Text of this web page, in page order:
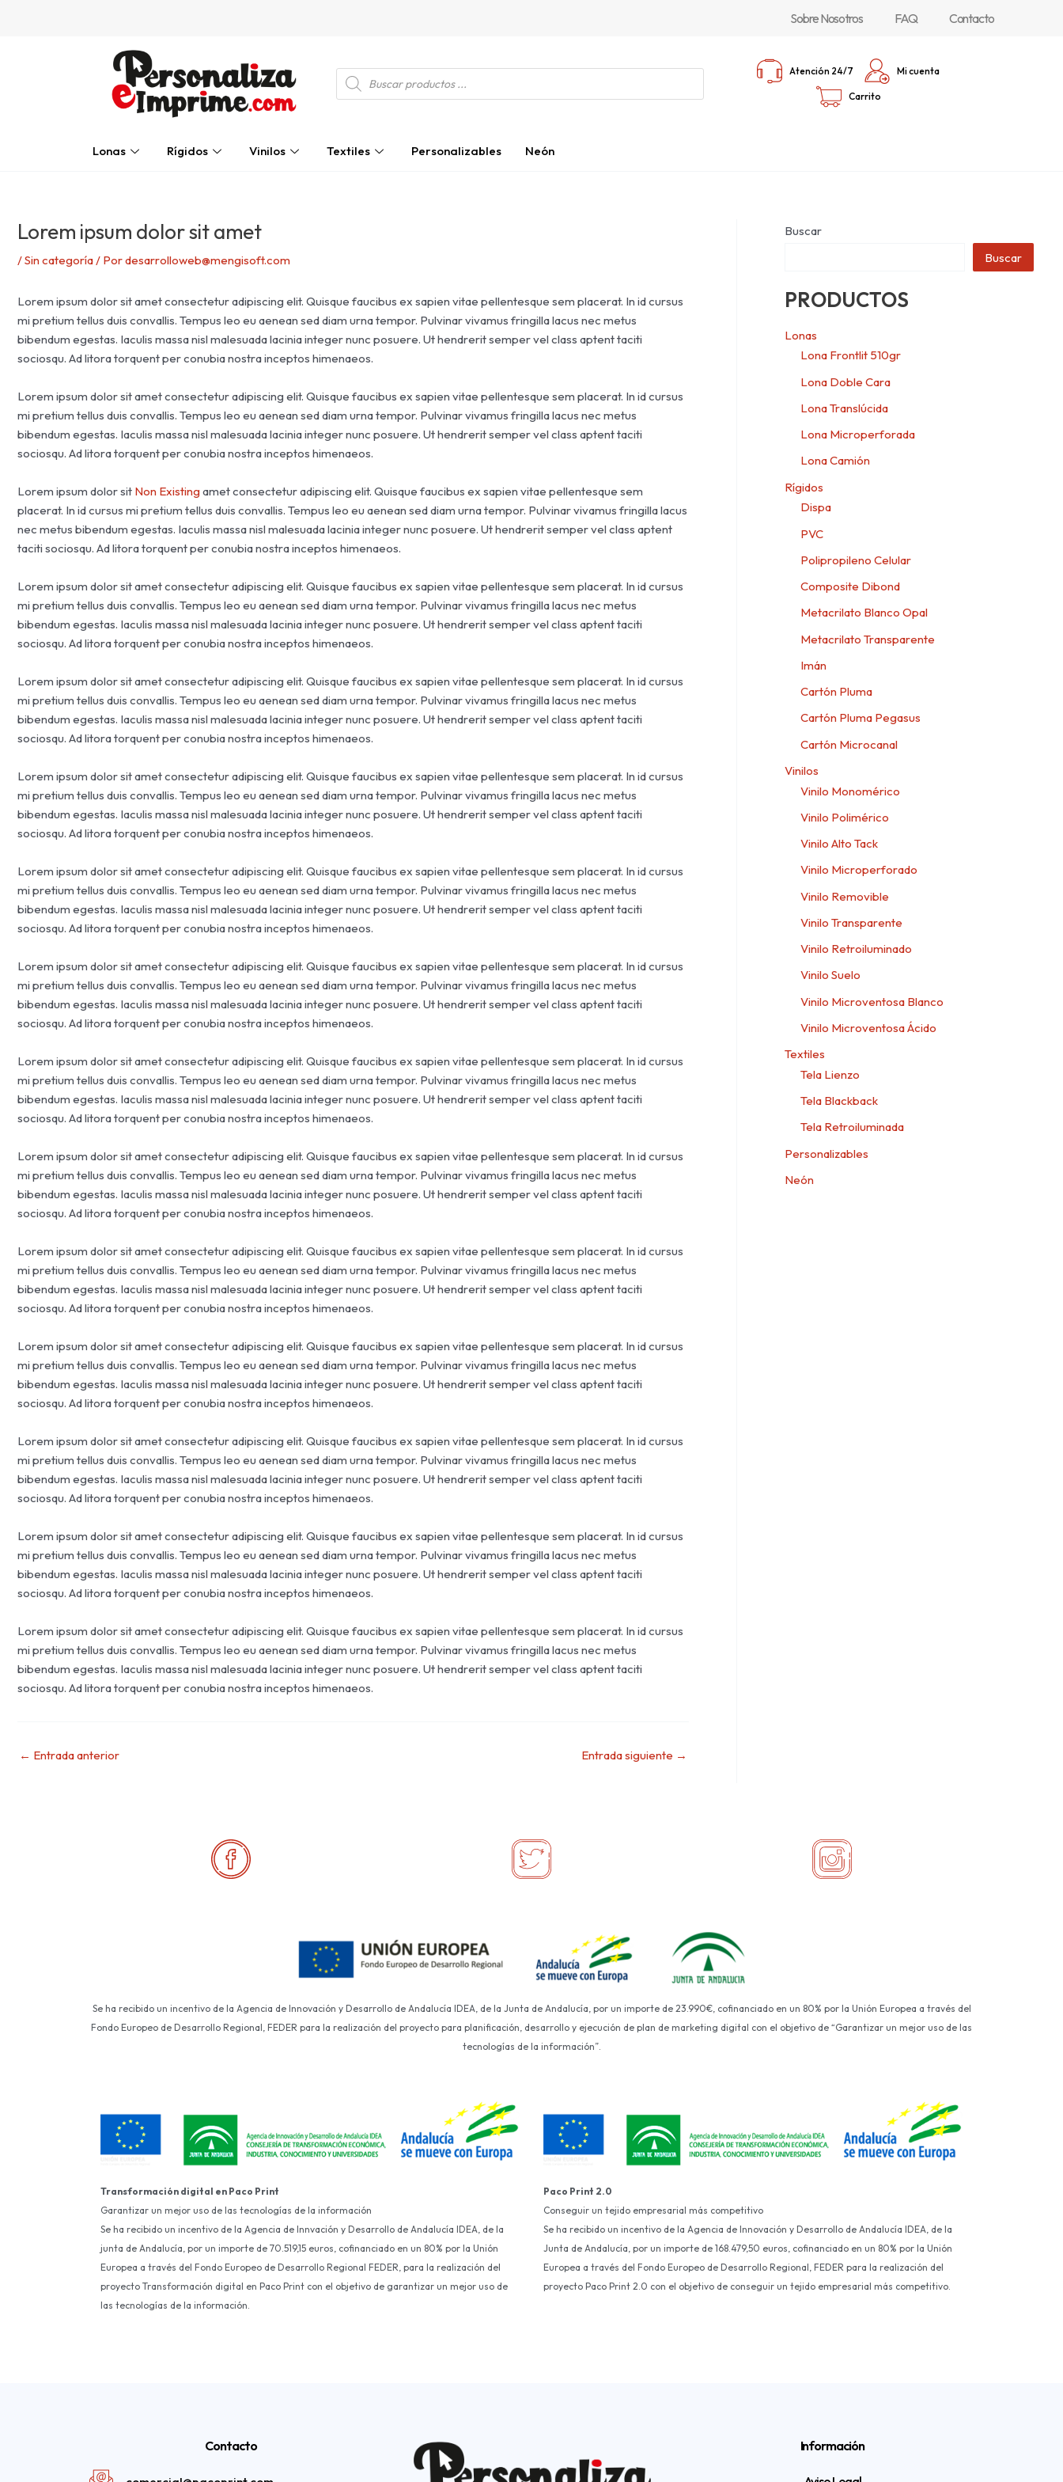
Sobre Nosotros FAQ Contacto
Búsqueda
de
productos
Atención 24/7 Mi cuenta
Carrito
Lonas Rígidos Vinilos Textiles Personalizables Neón
Lorem ipsum dolor sit amet
/Sin categoría/ Pordesarrolloweb@mengisoft.com
Lorem ipsum dolor sit amet consectetur adipiscing elit. Quisque faucibus ex sapien vitae pellentesque sem placerat. In id cursus
mi pretium tellus duis convallis. Tempus leo eu aenean sed diam urna tempor. Pulvinar vivamus fringilla lacus nec metus
bibendum egestas. Iaculis massa nisl malesuada lacinia integer nunc posuere. Ut hendrerit semper vel class aptent taciti
sociosqu. Ad litora torquent per conubia nostra inceptos himenaeos.
Lorem ipsum dolor sit amet consectetur adipiscing elit. Quisque faucibus ex sapien vitae pellentesque sem placerat. In id cursus
mi pretium tellus duis convallis. Tempus leo eu aenean sed diam urna tempor. Pulvinar vivamus fringilla lacus nec metus
bibendum egestas. Iaculis massa nisl malesuada lacinia integer nunc posuere. Ut hendrerit semper vel class aptent taciti
sociosqu. Ad litora torquent per conubia nostra inceptos himenaeos.
Lorem ipsum dolor sit Non Existing amet consectetur adipiscing elit. Quisque faucibus ex sapien vitae pellentesque sem
placerat. In id cursus mi pretium tellus duis convallis. Tempus leo eu aenean sed diam urna tempor. Pulvinar vivamus fringilla lacus
nec metus bibendum egestas. Iaculis massa nisl malesuada lacinia integer nunc posuere. Ut hendrerit semper vel class aptent
taciti sociosqu. Ad litora torquent per conubia nostra inceptos himenaeos.
Lorem ipsum dolor sit amet consectetur adipiscing elit. Quisque faucibus ex sapien vitae pellentesque sem placerat. In id cursus
mi pretium tellus duis convallis. Tempus leo eu aenean sed diam urna tempor. Pulvinar vivamus fringilla lacus nec metus
bibendum egestas. Iaculis massa nisl malesuada lacinia integer nunc posuere. Ut hendrerit semper vel class aptent taciti
sociosqu. Ad litora torquent per conubia nostra inceptos himenaeos.
Lorem ipsum dolor sit amet consectetur adipiscing elit. Quisque faucibus ex sapien vitae pellentesque sem placerat. In id cursus
mi pretium tellus duis convallis. Tempus leo eu aenean sed diam urna tempor. Pulvinar vivamus fringilla lacus nec metus
bibendum egestas. Iaculis massa nisl malesuada lacinia integer nunc posuere. Ut hendrerit semper vel class aptent taciti
sociosqu. Ad litora torquent per conubia nostra inceptos himenaeos.
Lorem ipsum dolor sit amet consectetur adipiscing elit. Quisque faucibus ex sapien vitae pellentesque sem placerat. In id cursus
mi pretium tellus duis convallis. Tempus leo eu aenean sed diam urna tempor. Pulvinar vivamus fringilla lacus nec metus
bibendum egestas. Iaculis massa nisl malesuada lacinia integer nunc posuere. Ut hendrerit semper vel class aptent taciti
sociosqu. Ad litora torquent per conubia nostra inceptos himenaeos.
Lorem ipsum dolor sit amet consectetur adipiscing elit. Quisque faucibus ex sapien vitae pellentesque sem placerat. In id cursus
mi pretium tellus duis convallis. Tempus leo eu aenean sed diam urna tempor. Pulvinar vivamus fringilla lacus nec metus
bibendum egestas. Iaculis massa nisl malesuada lacinia integer nunc posuere. Ut hendrerit semper vel class aptent taciti
sociosqu. Ad litora torquent per conubia nostra inceptos himenaeos.
Lorem ipsum dolor sit amet consectetur adipiscing elit. Quisque faucibus ex sapien vitae pellentesque sem placerat. In id cursus
mi pretium tellus duis convallis. Tempus leo eu aenean sed diam urna tempor. Pulvinar vivamus fringilla lacus nec metus
bibendum egestas. Iaculis massa nisl malesuada lacinia integer nunc posuere. Ut hendrerit semper vel class aptent taciti
sociosqu. Ad litora torquent per conubia nostra inceptos himenaeos.
Lorem ipsum dolor sit amet consectetur adipiscing elit. Quisque faucibus ex sapien vitae pellentesque sem placerat. In id cursus
mi pretium tellus duis convallis. Tempus leo eu aenean sed diam urna tempor. Pulvinar vivamus fringilla lacus nec metus
bibendum egestas. Iaculis massa nisl malesuada lacinia integer nunc posuere. Ut hendrerit semper vel class aptent taciti
sociosqu. Ad litora torquent per conubia nostra inceptos himenaeos.
Lorem ipsum dolor sit amet consectetur adipiscing elit. Quisque faucibus ex sapien vitae pellentesque sem placerat. In id cursus
mi pretium tellus duis convallis. Tempus leo eu aenean sed diam urna tempor. Pulvinar vivamus fringilla lacus nec metus
bibendum egestas. Iaculis massa nisl malesuada lacinia integer nunc posuere. Ut hendrerit semper vel class aptent taciti
sociosqu. Ad litora torquent per conubia nostra inceptos himenaeos.
Lorem ipsum dolor sit amet consectetur adipiscing elit. Quisque faucibus ex sapien vitae pellentesque sem placerat. In id cursus
mi pretium tellus duis convallis. Tempus leo eu aenean sed diam urna tempor. Pulvinar vivamus fringilla lacus nec metus
bibendum egestas. Iaculis massa nisl malesuada lacinia integer nunc posuere. Ut hendrerit semper vel class aptent taciti
sociosqu. Ad litora torquent per conubia nostra inceptos himenaeos.
Lorem ipsum dolor sit amet consectetur adipiscing elit. Quisque faucibus ex sapien vitae pellentesque sem placerat. In id cursus
mi pretium tellus duis convallis. Tempus leo eu aenean sed diam urna tempor. Pulvinar vivamus fringilla lacus nec metus
bibendum egestas. Iaculis massa nisl malesuada lacinia integer nunc posuere. Ut hendrerit semper vel class aptent taciti
sociosqu. Ad litora torquent per conubia nostra inceptos himenaeos.
Lorem ipsum dolor sit amet consectetur adipiscing elit. Quisque faucibus ex sapien vitae pellentesque sem placerat. In id cursus
mi pretium tellus duis convallis. Tempus leo eu aenean sed diam urna tempor. Pulvinar vivamus fringilla lacus nec metus
bibendum egestas. Iaculis massa nisl malesuada lacinia integer nunc posuere. Ut hendrerit semper vel class aptent taciti
sociosqu. Ad litora torquent per conubia nostra inceptos himenaeos.
Lorem ipsum dolor sit amet consectetur adipiscing elit. Quisque faucibus ex sapien vitae pellentesque sem placerat. In id cursus
mi pretium tellus duis convallis. Tempus leo eu aenean sed diam urna tempor. Pulvinar vivamus fringilla lacus nec metus
bibendum egestas. Iaculis massa nisl malesuada lacinia integer nunc posuere. Ut hendrerit semper vel class aptent taciti
sociosqu. Ad litora torquent per conubia nostra inceptos himenaeos.
Lorem ipsum dolor sit amet consectetur adipiscing elit. Quisque faucibus ex sapien vitae pellentesque sem placerat. In id cursus
mi pretium tellus duis convallis. Tempus leo eu aenean sed diam urna tempor. Pulvinar vivamus fringilla lacus nec metus
bibendum egestas. Iaculis massa nisl malesuada lacinia integer nunc posuere. Ut hendrerit semper vel class aptent taciti
sociosqu. Ad litora torquent per conubia nostra inceptos himenaeos.
← Entrada anterior Entrada siguiente →
Buscar
Buscar
PRODUCTOS
Lonas
Lona Frontlit 510gr
Lona Doble Cara
Lona Translúcida
Lona Microperforada
Lona Camión
Rígidos
Dispa
PVC
Polipropileno Celular
Composite Dibond
Metacrilato Blanco Opal
Metacrilato Transparente
Imán
Cartón Pluma
Cartón Pluma Pegasus
Cartón Microcanal
Vinilos
Vinilo Monomérico
Vinilo Polimérico
Vinilo Alto Tack
Vinilo Microperforado
Vinilo Removible
Vinilo Transparente
Vinilo Retroiluminado
Vinilo Suelo
Vinilo Microventosa Blanco
Vinilo Microventosa Ácido
Textiles
Tela Lienzo
Tela Blackback
Tela Retroiluminada
Personalizables
Neón
Se ha recibido un incentivo de la Agencia de Innovación y Desarrollo de Andalucía IDEA, de la Junta de Andalucía, por un importe de 23.990€, cofinanciado en un 80% por la Unión Europea a través del
Fondo Europeo de Desarrollo Regional, FEDER para la realización del proyecto para planificación, desarrollo y ejecución de plan de marketing digital con el objetivo de “Garantizar un mejor uso de las
tecnologías de la información”.
Transformación digital en Paco Print
Garantizar un mejor uso de las tecnologías de la información
Se ha recibido un incentivo de la Agencia de Innvación y Desarrollo de Andalucía IDEA, de la
junta de Andalucía, por un importe de 70.519,15 euros, cofinanciado en un 80% por la Unión
Europea a través del Fondo Europeo de Desarrollo Regional FEDER, para la realización del
proyecto Transformación digital en Paco Print con el objetivo de garantizar un mejor uso de
las tecnologías de la información.
Paco Print 2.0
Conseguir un tejido empresarial más competitivo
Se ha recibido un incentivo de la Agencia de Innovación y Desarrollo de Andalucía IDEA, de la
Junta de Andalucía, por un importe de 168.479,50 euros, cofinanciado en un 80% por la Unión
Europea a través del Fondo Europeo de Desarrollo Regional, FEDER para la realización del
proyecto Paco Print 2.0 con el objetivo de conseguir un tejido empresarial más competitivo.
Contacto Información